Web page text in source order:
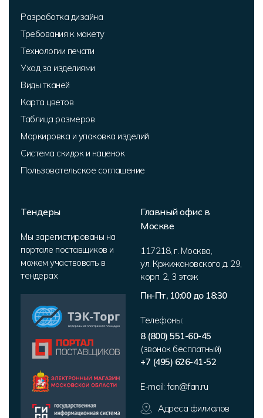
Разработка дизайна
Требования к макету
Технологии печати
Уход за изделиями
Виды тканей
Карта цветов
Таблица размеров
Маркировка и упаковка изделий
Система скидок и наценок
Пользовательское соглашение
Тендеры
Мы зарегистированы на
портале поставщиков и
можем участвовать в
тендерах
Главный офис в
Москве
117218, г. Москва,
ул. Кржижановского д. 29,
корп. 2, 3 этаж
Пн-Пт, 10:00 до 18:30
Телефоны:
8 (800) 551-60-45
(звонок бесплатный)
+7 (495) 626-41-52
E-mail: fan@fan.ru
Адреса филиалов